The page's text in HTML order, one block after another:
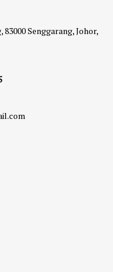
Senggarang, Johor,